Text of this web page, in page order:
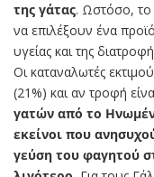
της γάτας. Ωστόσο, το
να επιλέξουν ένα
υγείας και της
Οι καταναλωτές
(21%) και αν τροφή
γατών από το
εκείνοι που
γεύση του φαγητού